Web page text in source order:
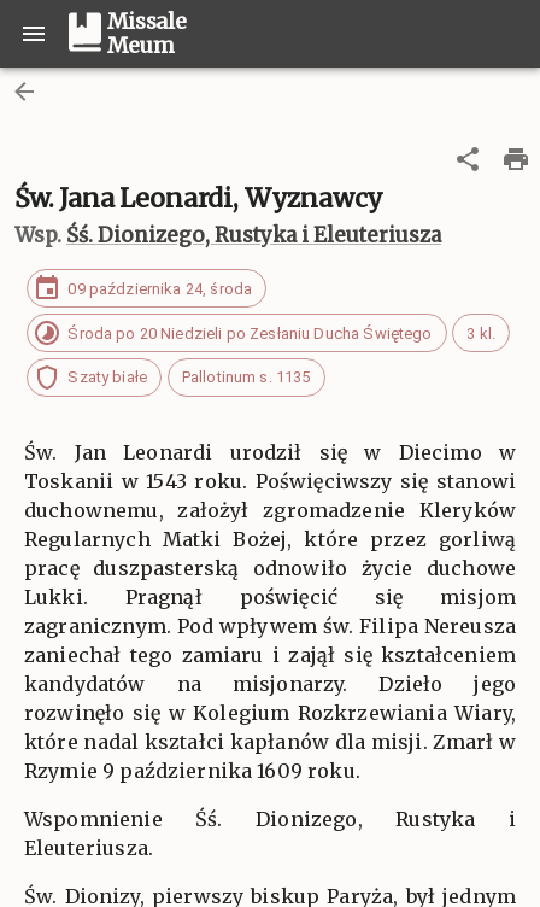
Missale
Meum
Św. Jana Leonardi, Wyznawcy
Wsp. Śś. Dionizego, Rustyka i Eleuteriusza
09 października 24, środa
Środa po 20 Niedzieli po Zesłaniu Ducha Świętego 3 kl.
Szaty białe Pallotinum s. 1135
Św. Jan Leonardi urodził się w Diecimo w
Toskanii w 1543 roku. Poświęciwszy się stanowi
duchownemu, założył zgromadzenie Kleryków
Regularnych Matki Bożej, które przez gorliwą
pracę duszpasterską odnowiło życie duchowe
Lukki. Pragnął poświęcić się misjom
zagranicznym. Pod wpływem św. Filipa Nereusza
zaniechał tego zamiaru i zajął się kształceniem
kandydatów na misjonarzy. Dzieło jego
rozwinęło się w Kolegium Rozkrzewiania Wiary,
które nadal kształci kapłanów dla misji. Zmarł w
Rzymie 9 października 1609 roku.
Wspomnienie Śś. Dionizego, Rustyka i
Eleuteriusza.
Św. Dionizy, pierwszy biskup Paryża, był jednym